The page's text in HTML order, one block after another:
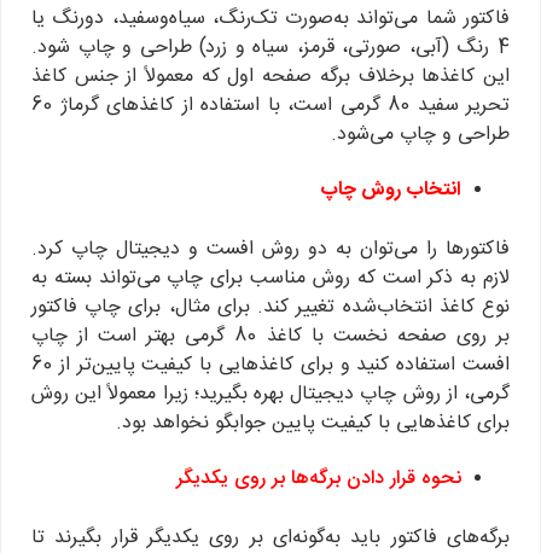
فاکتور شما می‌تواند به‌صورت تک‌رنگ، سیاه‌وسفید، دورنگ یا
4 رنگ (آبی، صورتی، قرمز، سیاه و زرد) طراحی و چاپ شود.
این کاغذها برخلاف برگه صفحه اول که معمولاً از جنس کاغذ
تحریر سفید 80 گرمی است، با استفاده از کاغذهای گرماژ 60
طراحی و چاپ می‌شود.
انتخاب روش چاپ
فاکتورها را می‌توان به دو روش افست و دیجیتال چاپ کرد.
لازم به ذکر است که روش مناسب برای چاپ می‌تواند بسته به
نوع کاغذ انتخاب‌شده تغییر کند. برای مثال، برای چاپ فاکتور
بر روی صفحه نخست با کاغذ 80 گرمی بهتر است از چاپ
افست استفاده کنید و برای کاغذهایی با کیفیت پایین‌تر از 60
گرمی، از روش چاپ دیجیتال بهره بگیرید؛ زیرا معمولاً این روش
برای کاغذهایی با کیفیت پایین جوابگو نخواهد بود.
نحوه قرار دادن برگه‌ها بر روی یکدیگر
برگه‌های فاکتور باید به‌گونه‌ای بر روی یکدیگر قرار بگیرند تا